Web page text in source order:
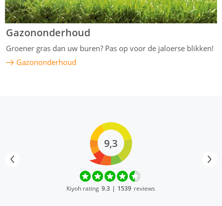
Gazononderhoud
Groener gras dan uw buren? Pas op voor de jaloerse blikken!
Gazononderhoud
9,3
Kiyoh rating 9.3 | 1539 reviews